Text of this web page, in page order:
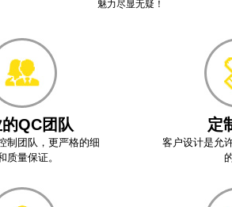
魅力尽显无疑！
QC团队
制团队，更严格的细
质量保证。
定
客户设计是允